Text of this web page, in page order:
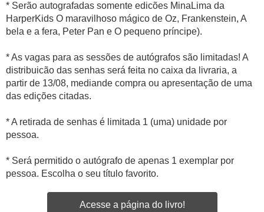
* Serão autografadas somente edicões MinaLima da
HarperKids O maravilhoso mágico de Oz, Frankenstein, A
bela e a fera, Peter Pan e O pequeno príncipe).
* As vagas para as sessões de autógrafos são limitadas! A
distribuicão das senhas será feita no caixa da livraria, a
partir de 13/08, mediande compra ou apresentação de uma
das edições citadas.
* A retirada de senhas é limitada 1 (uma) unidade por
pessoa.
* Será permitido o autógrafo de apenas 1 exemplar por
pessoa. Escolha o seu título favorito.
Acesse a página do livro!